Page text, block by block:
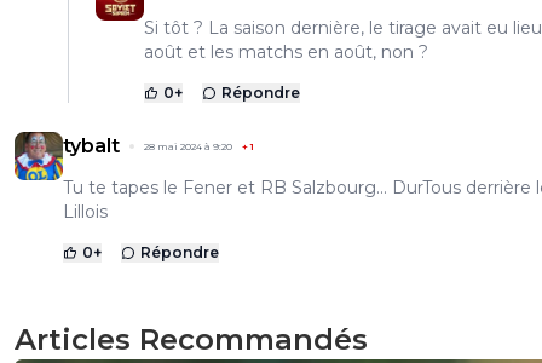
Si tôt ? La saison dernière, le tirage avait eu
août et les matchs en août, non ?
0+ Répondre
tybalt 28 mai 2024 à 9:20 +1
Tu te tapes le Fener et RB Salzbourg... DurTous derrière
Lillois
0+ Répondre
Articles Recommandés